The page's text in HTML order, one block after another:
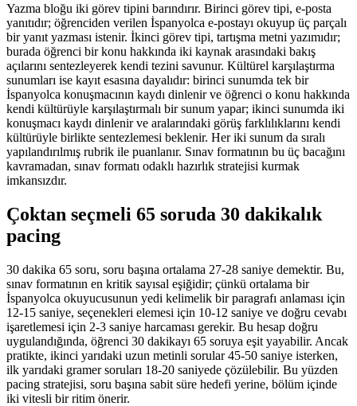
Yazma bloğu iki görev tipini barındırır. Birinci görev tipi, e-posta
yanıtıdır; öğrenciden verilen İspanyolca e-postayı okuyup üç parçalı
bir yanıt yazması istenir. İkinci görev tipi, tartışma metni yazımıdır;
burada öğrenci bir konu hakkında iki kaynak arasındaki bakış
açılarını sentezleyerek kendi tezini savunur. Kültürel karşılaştırma
sunumları ise kayıt esasına dayalıdır: birinci sunumda tek bir
İspanyolca konuşmacının kaydı dinlenir ve öğrenci o konu hakkında
kendi kültürüyle karşılaştırmalı bir sunum yapar; ikinci sunumda iki
konuşmacı kaydı dinlenir ve aralarındaki görüş farklılıklarını kendi
kültürüyle birlikte sentezlemesi beklenir. Her iki sunum da sıralı
yapılandırılmış rubrik ile puanlanır. Sınav formatının bu üç bacağını
kavramadan, sınav formatı odaklı hazırlık stratejisi kurmak
imkansızdır.
Çoktan seçmeli 65 soruda 30 dakikalık
pacing
30 dakika 65 soru, soru başına ortalama 27-28 saniye demektir. Bu,
sınav formatının en kritik sayısal eşiğidir; çünkü ortalama bir
İspanyolca okuyucusunun yedi kelimelik bir paragrafı anlaması için
12-15 saniye, seçenekleri elemesi için 10-12 saniye ve doğru cevabı
işaretlemesi için 2-3 saniye harcaması gerekir. Bu hesap doğru
uygulandığında, öğrenci 30 dakikayı 65 soruya eşit yayabilir. Ancak
pratikte, ikinci yarıdaki uzun metinli sorular 45-50 saniye isterken,
ilk yarıdaki gramer soruları 18-20 saniyede çözülebilir. Bu yüzden
pacing stratejisi, soru başına sabit süre hedefi yerine, bölüm içinde
iki vitesli bir ritim önerir.